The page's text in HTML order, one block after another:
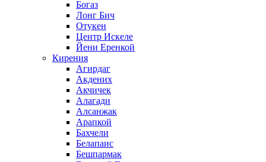
Богаз
Лонг Бич
Отукен
Центр Искеле
Йени Еренкой
Кирения
Агирдаг
Акдених
Акчичек
Алагади
Алсанжак
Арапкой
Бахчели
Белапаис
Бешпармак